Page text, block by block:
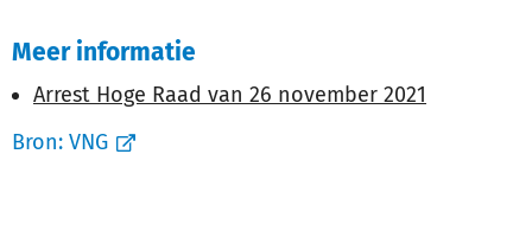
Meer informatie
Arrest Hoge Raad van 26 november 2021
Bron: VNG